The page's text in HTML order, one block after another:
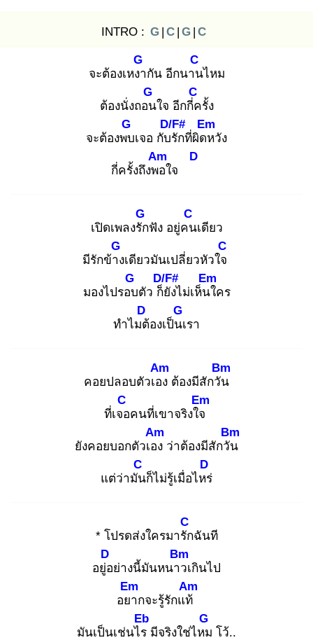
INTRO : G | C | G | C
จะต้องเหงา
G
กัน อีกนาน
C
ไหม
ต้องนั่งถอน
G
ใจ อีกกี่ค
C
รั้ง
จะต้องพบ
G
เจอ กับรั
D/F#
กที่ผิดห
Em
วัง
กี่ครั้งถึงพอ
Am
ใจ
D
เปิดเพลงรัก
G
ฟัง อยู่คน
C
เดียว
มีรักข้าง
G
เดียวมันเปลี่ยวหัวใจ
C
มองไปรอบ
G
ตัว ก็ยั
D/F#
งไม่เห็นใ
Em
คร
ทำไมต้
D
องเป็นเ
G
รา
คอยปลอบตัวเอง
Am
ต้องมีสักวัน
Bm
ที่เจอ
C
คนที่เขาจริงใจ
Em
ยังคอยบอกตัวเอง
Am
ว่าต้องมีสักวัน
Bm
แต่ว่ามัน
C
ก็ไม่รู้เมื่อไหร่
D
* โปรดส่งใครมารัก
C
ฉันที
อยู่อ
D
ย่างนี้มันหนาว
Bm
เกินไป
อยา
Em
กจะรู้รักแท้
Am
มันเป็นเช่นไร
Eb
มีจริงใช่ไหม
G
โว้..